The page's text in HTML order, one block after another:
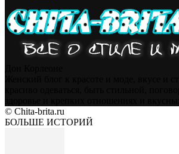
© Chita-brita.ru
БОЛЬШЕ ИСТОРИЙ